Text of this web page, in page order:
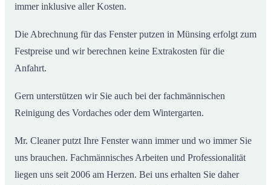
immer inklusive aller Kosten.
Die Abrechnung für das Fenster putzen in Münsing erfolgt zum
Festpreise und wir berechnen keine Extrakosten für die
Anfahrt.
Gern unterstützen wir Sie auch bei der fachmännischen
Reinigung des Vordaches oder dem Wintergarten.
Mr. Cleaner putzt Ihre Fenster wann immer und wo immer Sie
uns brauchen. Fachmännisches Arbeiten und Professionalität
liegen uns seit 2006 am Herzen. Bei uns erhalten Sie daher